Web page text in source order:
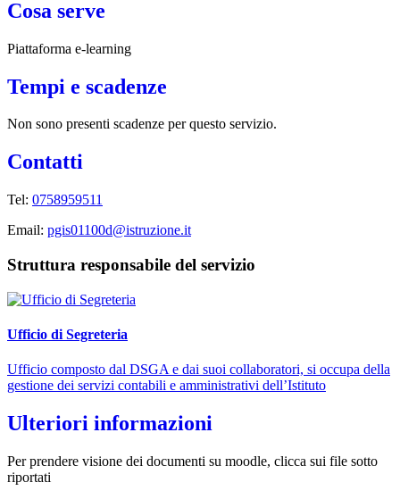
Cosa serve
Piattaforma e-learning
Tempi e scadenze
Non sono presenti scadenze per questo servizio.
Contatti
Tel: 0758959511
Email: pgis01100d@istruzione.it
Struttura responsabile del servizio
Ufficio di Segreteria
Ufficio composto dal DSGA e dai suoi collaboratori, si occupa della
gestione dei servizi contabili e amministrativi dell’Istituto
Ulteriori informazioni
Per prendere visione dei documenti su moodle, clicca sui file sotto
riportati